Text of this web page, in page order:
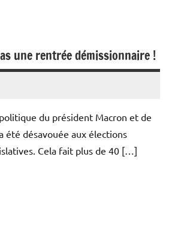
une rentrée démissionnaire !
du président Macron et de
été désavouée aux élections
Cela fait plus de 40 […]